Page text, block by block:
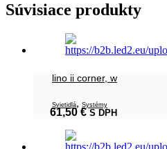
Súvisiace produkty
lino ii corner, w
Svietidlá, Systémy
61,50 € S DPH